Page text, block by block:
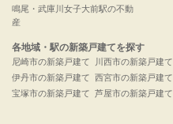
鳴尾・武庫川女子大前駅の不動
産
各地域・駅の新築戸建てを探す
尼崎市の新築戸建て
伊丹市の新築戸建て
宝塚市の新築戸建て
川西市の新築戸建て
西宮市の新築戸建て
芦屋市の新築戸建て